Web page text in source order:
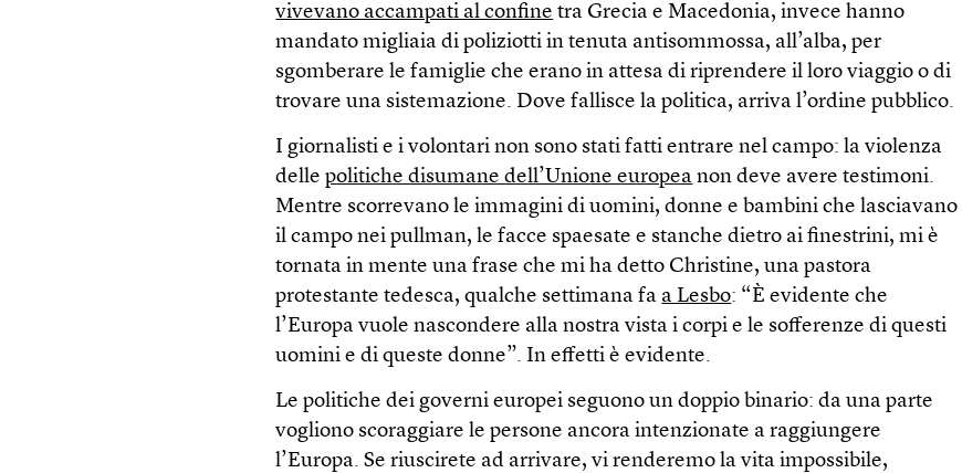
vivevano accampati al confine tra Grecia e Macedonia, invece hanno
mandato migliaia di poliziotti in tenuta antisommossa, all’alba, per
sgomberare le famiglie che erano in attesa di riprendere il loro viaggio o di
trovare una sistemazione. Dove fallisce la politica, arriva l’ordine pubblico.
I giornalisti e i volontari non sono stati fatti entrare nel campo: la violenza
dellepolitiche disumane dell’Unione europea non deve avere testimoni.
Mentre scorrevano le immagini di uomini, donne e bambini che lasciavano
il campo nei pullman, le facce spaesate e stanche dietro ai finestrini, mi è
tornata in mente una frase che mi ha detto Christine, una pastora
protestante tedesca, qualche settimana fa a Lesbo: “È evidente che
l’Europa vuole nascondere alla nostra vista i corpi e le sofferenze di questi
uomini e di queste donne”. In effetti è evidente.
Le politiche dei governi europei seguono un doppio binario: da una parte
vogliono scoraggiare le persone ancora intenzionate a raggiungere
l’Europa. Se riuscirete ad arrivare, vi renderemo la vita impossibile,